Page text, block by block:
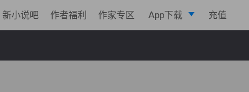
新小说吧 作者福利 作家专区 App下载 充值